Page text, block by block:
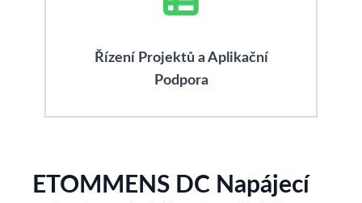
Řízení Projektů a Aplikační
Podpora
ETOMMENS DC Napájecí